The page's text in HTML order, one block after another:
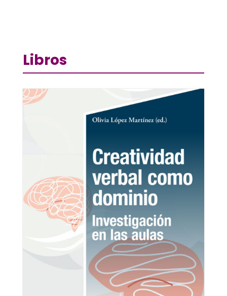
Libros